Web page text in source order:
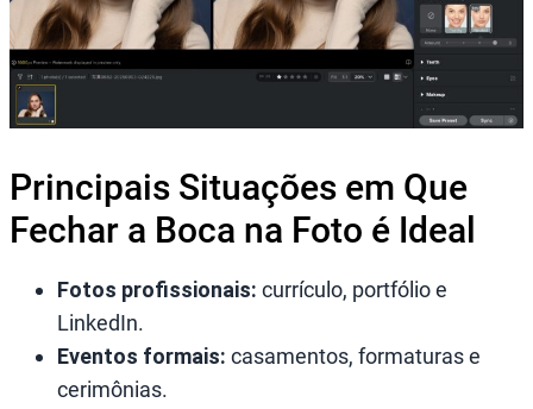
Principais Situações em Que
Fechar a Boca na Foto é Ideal
Fotos profissionais: currículo, portfólio e
LinkedIn.
Eventos formais: casamentos, formaturas e
cerimônias.